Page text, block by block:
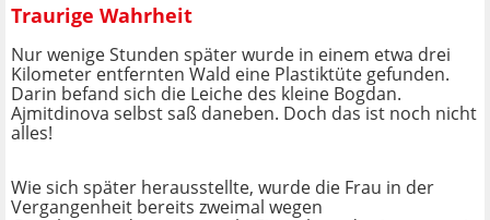
Traurige Wahrheit
Nur wenige Stunden später wurde in einem etwa drei
Kilometer entfernten Wald eine Plastiktüte gefunden.
Darin befand sich die Leiche des kleine Bogdan.
Ajmitdinova selbst saß daneben. Doch das ist noch nicht
alles!
Wie sich später herausstellte, wurde die Frau in der
Vergangenheit bereits zweimal wegen